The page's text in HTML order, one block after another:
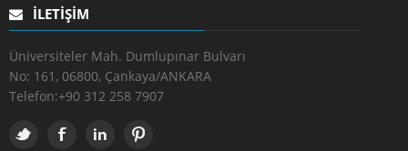
İLETIŞIM
Üniversiteler Mah. Dumlupınar Bulvarı
No: 161, 06800, Çankaya/ANKARA
Telefon:+90 312 258 7907